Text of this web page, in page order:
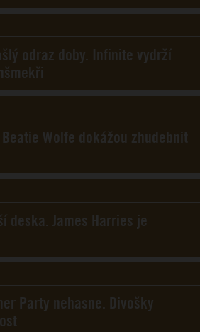
odraz doby. Infinite vydrží
Wolfe dokážou zhudebnit
deska. James Harries je
Party nehasne. Divošky